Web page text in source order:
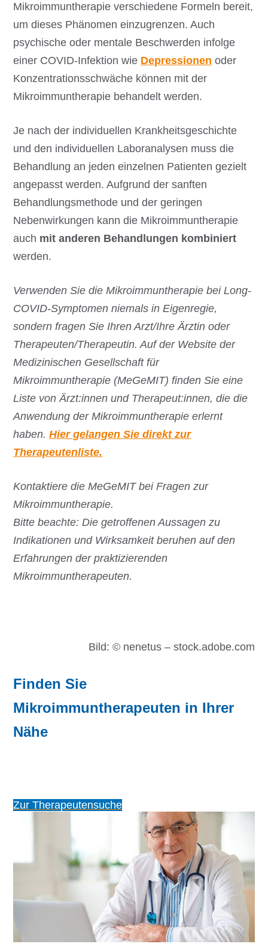
Mikroimmuntherapie verschiedene Formeln bereit,
um dieses Phänomen einzugrenzen. Auch
psychische oder mentale Beschwerden infolge
einer COVID-Infektion wie Depressionen oder
Konzentrationsschwäche können mit der
Mikroimmuntherapie behandelt werden.
Je nach der individuellen Krankheitsgeschichte
und den individuellen Laboranalysen muss die
Behandlung an jeden einzelnen Patienten gezielt
angepasst werden. Aufgrund der sanften
Behandlungsmethode und der geringen
Nebenwirkungen kann die Mikroimmuntherapie
auch mit anderen Behandlungen kombiniert
werden.
Verwenden Sie die Mikroimmuntherapie bei Long-
COVID-Symptomen niemals in Eigenregie,
sondern fragen Sie Ihren Arzt/Ihre Ärztin oder
Therapeuten/Therapeutin. Auf der Website der
Medizinischen Gesellschaft für
Mikroimmuntherapie (MeGeMIT) finden Sie eine
Liste von Ärzt:innen und Therapeut:innen, die die
Anwendung der Mikroimmuntherapie erlernt
haben.Hier gelangen Sie direkt zur
Therapeutenliste.
Kontaktiere die MeGeMIT bei Fragen zur
Mikroimmuntherapie.
Bitte beachte: Die getroffenen Aussagen zu
Indikationen und Wirksamkeit beruhen auf den
Erfahrungen der praktizierenden
Mikroimmuntherapeuten.
Bild: © nenetus – stock.adobe.com
Finden Sie
Mikroimmuntherapeuten in Ihrer
Nähe
Zur Therapeutensuche